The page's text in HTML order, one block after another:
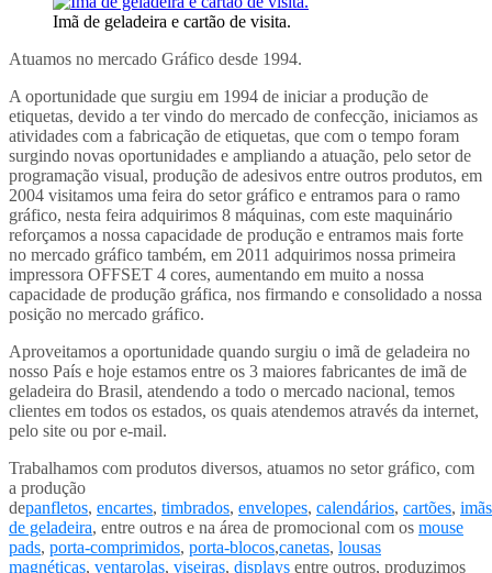
Imã de geladeira e cartão de visita.
Atuamos no mercado Gráfico desde 1994.
A oportunidade que surgiu em 1994 de iniciar a produção de
etiquetas, devido a ter vindo do mercado de confecção, iniciamos as
atividades com a fabricação de etiquetas, que com o tempo foram
surgindo novas oportunidades e ampliando a atuação, pelo setor de
programação visual, produção de adesivos entre outros produtos, em
2004 visitamos uma feira do setor gráfico e entramos para o ramo
gráfico, nesta feira adquirimos 8 máquinas, com este maquinário
reforçamos a nossa capacidade de produção e entramos mais forte
no mercado gráfico também, em 2011 adquirimos nossa primeira
impressora OFFSET 4 cores, aumentando em muito a nossa
capacidade de produção gráfica, nos firmando e consolidado a nossa
posição no mercado gráfico.
Aproveitamos a oportunidade quando surgiu o imã de geladeira no
nosso País e hoje estamos entre os 3 maiores fabricantes de imã de
geladeira do Brasil, atendendo a todo o mercado nacional, temos
clientes em todos os estados, os quais atendemos através da internet,
pelo site ou por e-mail.
Trabalhamos com produtos diversos, atuamos no setor gráfico, com
a produção
depanfletos, encartes, timbrados, envelopes, calendários, cartões, imãs
de geladeira, entre outros e na área de promocional com os mouse
pads, porta-comprimidos, porta-blocos,canetas, lousas
magnéticas, ventarolas, viseiras, displays entre outros, produzimos